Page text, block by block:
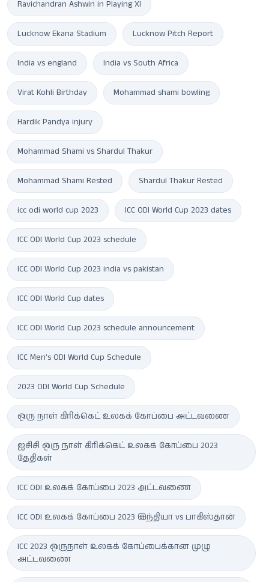
Ravichandran Ashwin in Playing XI
Lucknow Ekana Stadium Lucknow Pitch Report
India vs england India vs South Africa
Virat Kohli Birthday Mohammad shami bowling
Hardik Pandya injury
Mohammad Shami vs Shardul Thakur
Mohammad Shami Rested Shardul Thakur Rested
icc odi world cup 2023 ICC ODI World Cup 2023 dates
ICC ODI World Cup 2023 schedule
ICC ODI World Cup 2023 india vs pakistan
ICC ODI World Cup dates
ICC ODI World Cup 2023 schedule announcement
ICC Men’s ODI World Cup Schedule
2023 ODI World Cup Schedule
ஒரு நாள் கிரிக்கெட் உலகக் கோப்பை அட்டவணை
ஐசிசி ஒரு நாள் கிரிக்கெட் உலகக் கோப்பை 2023
தேதிகள்
ICC ODI உலகக் கோப்பை 2023 அட்டவணை
ICC ODI உலகக் கோப்பை 2023 இந்தியா vs பாகிஸ்தான்
ICC 2023 ஒருநாள் உலகக் கோப்பைக்கான முழு
அட்டவணை